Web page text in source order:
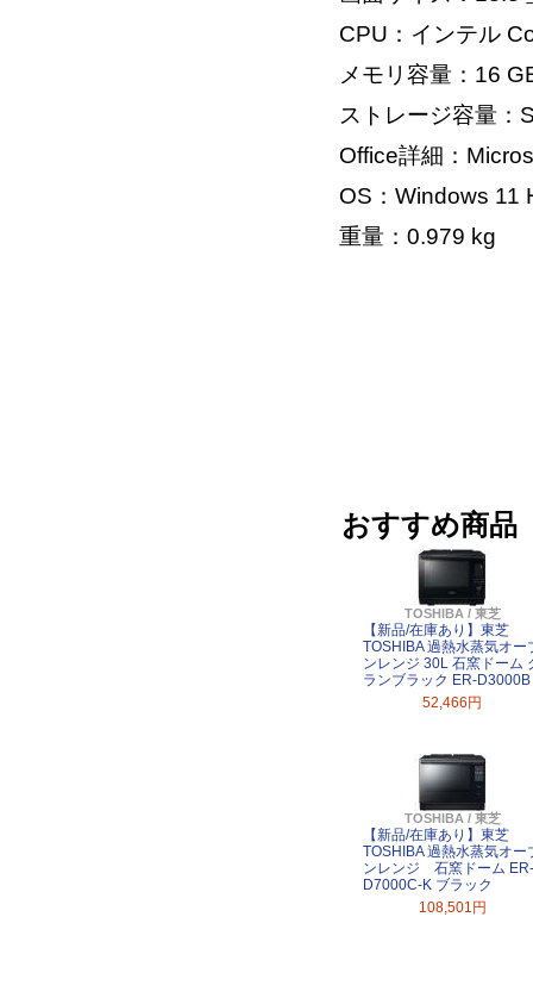
CPU：インテル
メモリ容量：16
ストレージ容量：
Office詳細：
OS：Windows 11
重量：0.979 kg
おすすめ商品
TOSHIBA / 東芝
【新品/在庫あり】東芝
TOSHIBA 過熱水蒸気オー
ンレンジ 30L 石窯ドーム
ランブラック ER-D3000B
52,466円
TOSHIBA / 東芝
【新品/在庫あり】東芝
TOSHIBA 過熱水蒸気オー
ンレンジ 石窯ドーム ER-
D7000C-K ブラック
108,501円